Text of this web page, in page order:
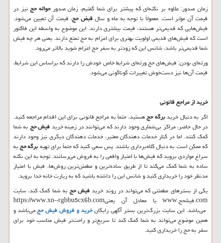
زمان صدور: علاوه‌ بر نکته‌ای که پیشتر برای شما گفتیم، زمان صدورحواله حجنیز در
قیمت آن مؤثر است. معمولاً با توجه به ماه و سالقبض حج، قیمت آن تعیین می‌شود.
فیش‌هایی که قدیمی‌تر هستند، قیمت بیشتری دارند. این موضوع به واسطه این فاکتور
است که فیش‌های قدیمی اولویت بهتری برای اعزام به حج تمتع دارند. یعنی هر چه فیش
شما قدیمی‌تر باشد، شانس این ‌که زودتر به سفر حج اعزام شوید بالاتر می‌رود.
ورثه‌ای بودن: فیش‌های حج ورثه‌ای شرایط خاص خودش را دارند که براساس این شرایط،
قیمت آن‌‌ها نیز دست‌خوش تغییرات گوناگونی می‌شود.
خرید از مراجع قانونی
اگر به ‌دنبال خریدبرگه حجهستید، حتماً به مراجع قانونی برای این اقدام مراجعه کنید.
در حال‌ حاضر، مراکز بی‌شماری وجود دارند که می‌توانند در زمینه خریدفیش حجبه شما
کمک کنند. اما در کنار خدمات دهندگان معتبر، خدمات دهندگان دیگری نیز وجود دارند
که ممکن است به ‌دنبال کلاه‌برداری باشند. پس سعی کنید که حتماً برای تهیهبرگه حجبه
سراغ مواردی بروید که فیش‌ها با امتیاز واقعی را به فروش می‌رسانند. توجه به این نکته
ساده به شما کمک می‌کند تا از طریق ساده‌ترین و مطمئن‌ترین روش‌ها، فیش با امتیاز
مدنظر خود را خریداری کنید و شانس این را داشته باشید که به زیارت خانه خدا بروید.
یکی از بسترهای مطمئنی که می‌تواند در روند خریدفیش حجبه شما کمک کند، سایت
com.فیشحج.www یا معادل آن یعنیhttps://www.xn--rgbbu5cx6b.com
می‌باشد. این سایت بزرگ‌ترین بستر آگهی رایگانخرید و فروش فیش حجمی‌باشد و
همین موضوع می‌تواند به شما کمک کند تا سریع‌تر و راحت‌تر فیش مناسب خود برای
سفر به حج را خریداری کنید.